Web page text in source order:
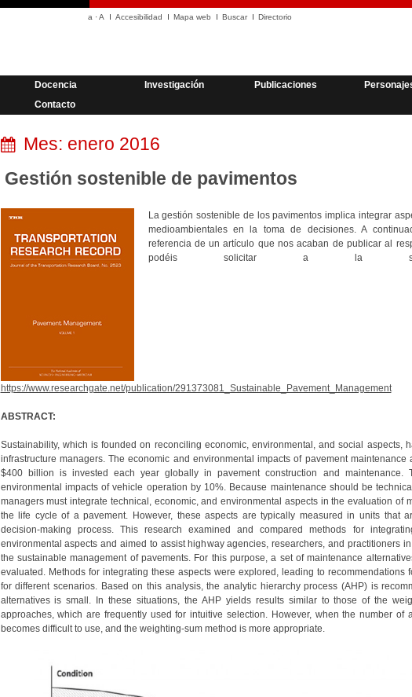
a ·A Accesibilidad Mapa web Buscar Directorio
Docencia Investigación Publicaciones
Contacto
Mes: enero 2016
Gestión sostenible de pavimentos
La gestión sostenible de los pavimentos implica integrar
medioambientales en la toma de decisiones. A
referencia de un artículo que nos acaban de publicar al
podéis solicitar a la
https://www.researchgate.net/publication/291373081_Sustainable_Pavement_Management
ABSTRACT:
Sustainability, which is founded on reconciling economic, environmental, and social aspects,
infrastructure managers. The economic and environmental impacts of pavement
$400 billion is invested each year globally in pavement construction and maintenance.
environmental impacts of vehicle operation by 10%. Because maintenance should be
managers must integrate technical, economic, and environmental aspects in the evaluation of
the life cycle of a pavement. However, these aspects are typically measured in units that
decision-making process. This research examined and compared methods for
environmental aspects and aimed to assist highway agencies, researchers, and practitioners
the sustainable management of pavements. For this purpose, a set of maintenance
evaluated. Methods for integrating these aspects were explored, leading to recommendations
for different scenarios. Based on this analysis, the analytic hierarchy process (AHP) is
alternatives is small. In these situations, the AHP yields results similar to those of the
approaches, which are frequently used for intuitive selection. However, when the number of
becomes difficult to use, and the weighting-sum method is more appropriate.